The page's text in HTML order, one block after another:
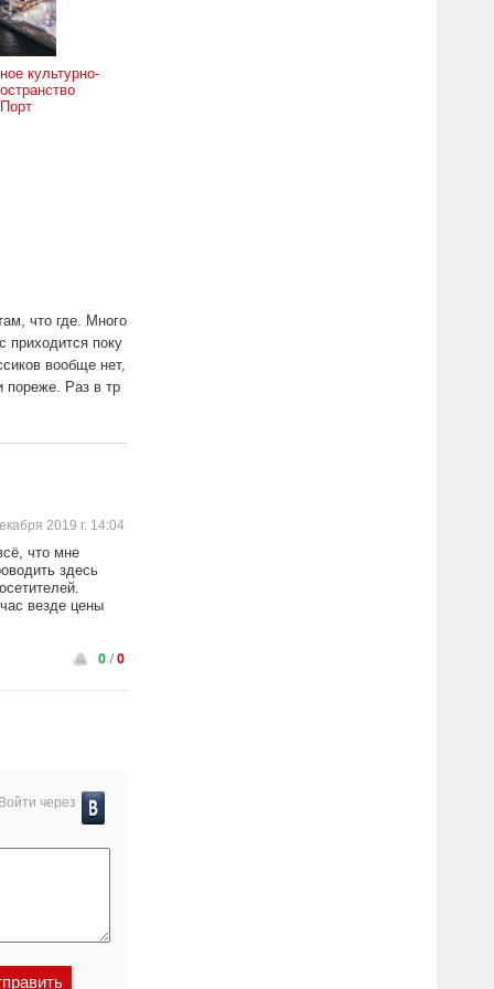
культурно-
что где. Много
приходится поку
вообще нет,
пореже. Раз в тр
2019 г. 14:04
что мне
здесь
везде цены
0/0
через